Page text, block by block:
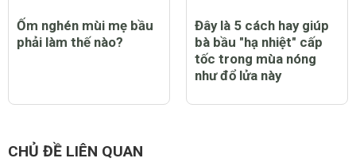
Ốm nghén mùi mẹ bầu
phải làm thế nào?
Đây là 5 cách hay giúp
bà bầu "hạ nhiệt" cấp
tốc trong mùa nóng
như đổ lửa này
CHỦ ĐỀ LIÊN QUAN